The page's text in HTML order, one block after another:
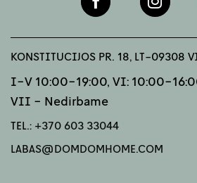
KONSTITUCIJOS PR. 18, LT-09308
I-V 10:00-19:00, VI: 10:00-
VII - Nedirbame
TEL.: +370 603 33044
LABAS@DOMDOMHOME.COM